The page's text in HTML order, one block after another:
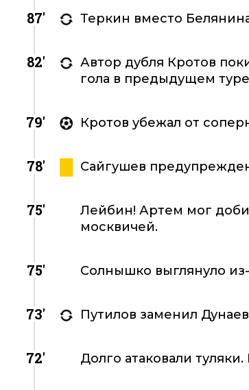
87' Теркин вместо
82'
Автор дубля Кротов
гола в предыдущем
79' Кротов убежал от
78' Сайгушев
75'
Лейбин! Артем мог
москвичей.
75' Солнышко выглянуло из-
73' Путилов заменил
72' Долго атаковали